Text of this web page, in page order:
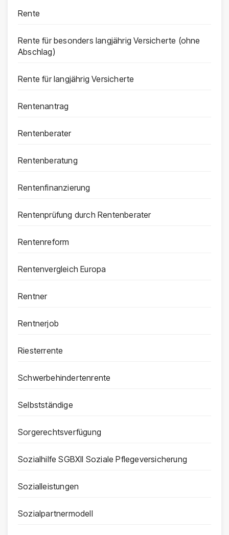
Rente
Rente für besonders langjährig Versicherte (ohne
Abschlag)
Rente für langjährig Versicherte
Rentenantrag
Rentenberater
Rentenberatung
Rentenfinanzierung
Rentenprüfung durch Rentenberater
Rentenreform
Rentenvergleich Europa
Rentner
Rentnerjob
Riesterrente
Schwerbehindertenrente
Selbstständige
Sorgerechtsverfügung
Sozialhilfe SGBXII Soziale Pflegeversicherung
Sozialleistungen
Sozialpartnermodell